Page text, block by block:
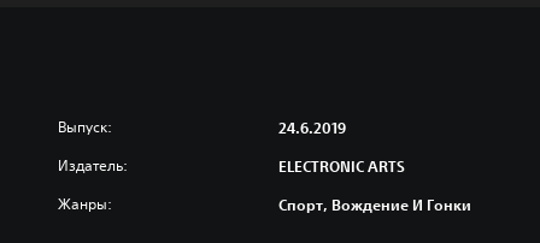
Выпуск: 24.6.2019
Издатель: ELECTRONIC ARTS
Жанры: Спорт, Вождение И Гонки